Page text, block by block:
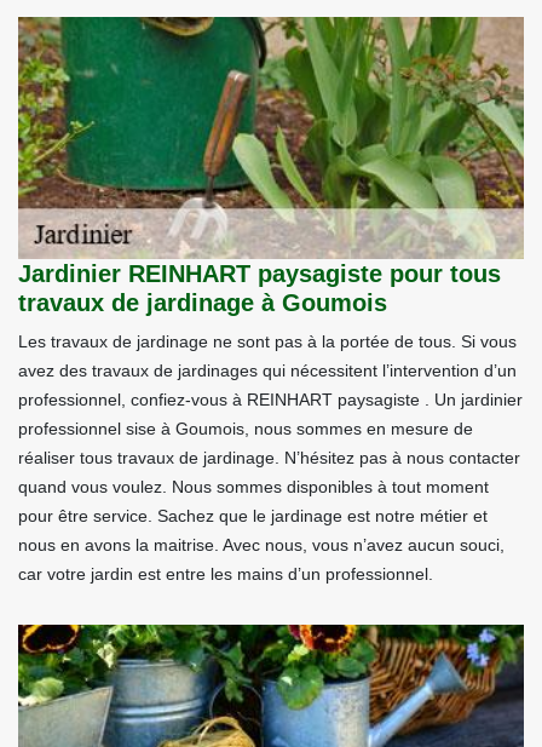
Jardinier REINHART paysagiste pour tous
travaux de jardinage à Goumois
Les travaux de jardinage ne sont pas à la portée de tous. Si vous
avez des travaux de jardinages qui nécessitent l’intervention d’un
professionnel, confiez-vous à REINHART paysagiste . Un jardinier
professionnel sise à Goumois, nous sommes en mesure de
réaliser tous travaux de jardinage. N’hésitez pas à nous contacter
quand vous voulez. Nous sommes disponibles à tout moment
pour être service. Sachez que le jardinage est notre métier et
nous en avons la maitrise. Avec nous, vous n’avez aucun souci,
car votre jardin est entre les mains d’un professionnel.